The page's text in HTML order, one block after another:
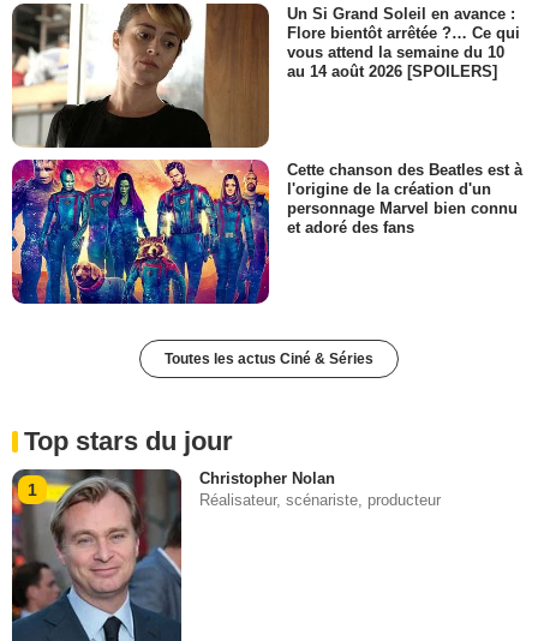
Un Si Grand Soleil en avance :
Flore bientôt arrêtée ?… Ce qui
vous attend la semaine du 10
au 14 août 2026 [SPOILERS]
Cette chanson des Beatles est à
l'origine de la création d'un
personnage Marvel bien connu
et adoré des fans
Toutes les actus Ciné & Séries
Top stars du jour
1
Christopher Nolan
Réalisateur, scénariste, producteur